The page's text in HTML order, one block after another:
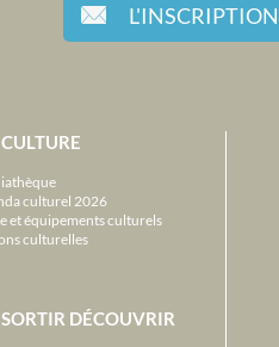
CULTURE
culturel 2026
et équipements culturels
culturelles
SORTIR DÉCOUVRIR